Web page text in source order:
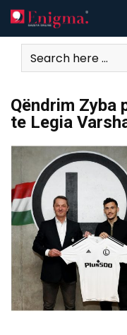
Skip
to
content
Qëndrim Zyba
te Legia